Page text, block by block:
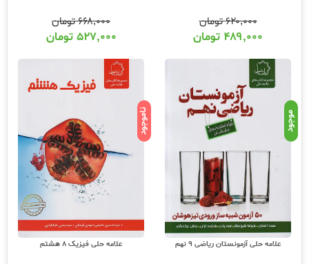
۶۲۰,۰۰۰تومان
۴۸۹,۰۰۰ تومان
۶۶۸,۰۰۰تومان
۵۲۷,۰۰۰ تومان
موجود
علامه حلی آزمونستان ریاضی 9 نهم
ناموجود
علامه حلی فیزیک 8 هشتم